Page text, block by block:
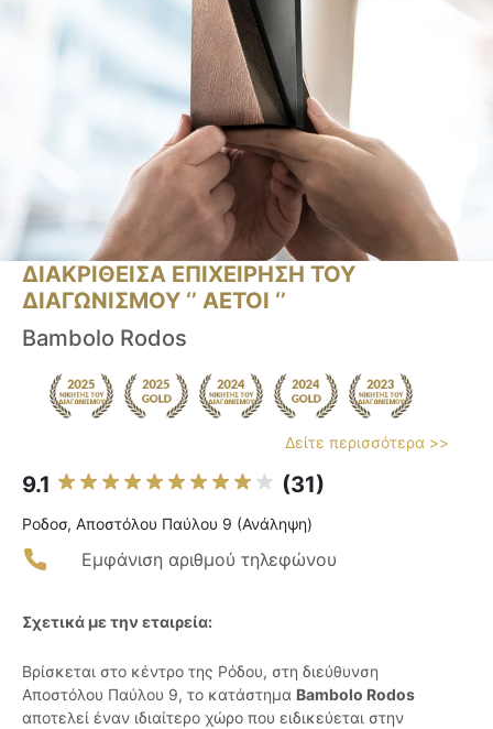
ΔΙΑΚΡΙΘΕΙΣΑ ΕΠΙΧΕΙΡΗΣΗ ΤΟΥ
ΔΙΑΓΩΝΙΣΜΟΥ ‘’ ΑΕΤΟΙ ‘’
Bambolo Rodos
Δείτε περισσότερα >>
9.1 (31)
Ροδοσ, Αποστόλου Παύλου 9 (Ανάληψη)
Εμφάνιση αριθμού τηλεφώνου
Σχετικά με την εταιρεία:
Βρίσκεται στο κέντρο της Ρόδου, στη διεύθυνση
Αποστόλου Παύλου 9, το κατάστημα Bambolo Rodos
αποτελεί έναν ιδιαίτερο χώρο που ειδικεύεται στην